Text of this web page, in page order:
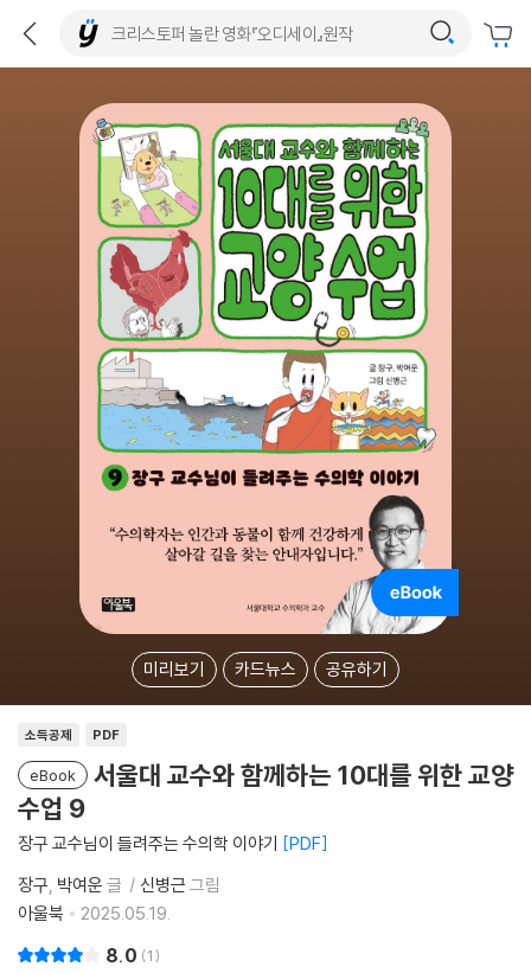
미리보기 카드뉴스 공유하기
소득공제 PDF
eBook
서울대 교수와 함께하는 10대를 위한 교양
수업 9
장구 교수님이 들려주는 수의학 이야기 PDF
장구 박여운 글 신병근 그림
아울북
2025.05.19.
8.0 1